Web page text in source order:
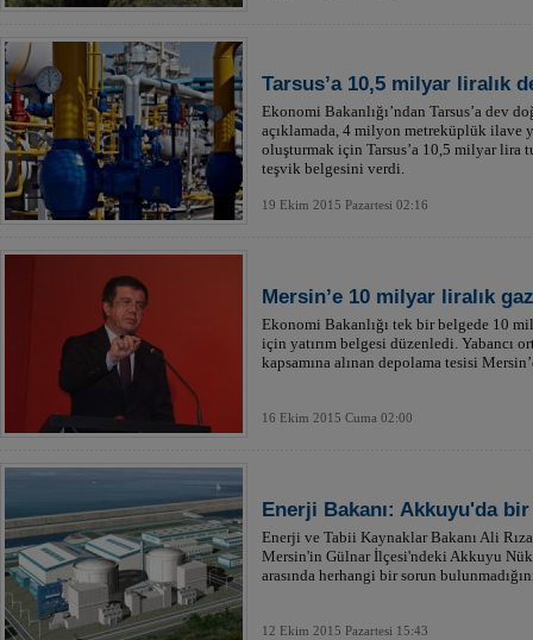
Tarsus’a 10,5 milyar liralık
Ekonomi Bakanlığı’ndan Tarsus’a dev
açıklamada, 4 milyon metreküplük ilave
oluşturmak için Tarsus’a 10,5 milyar lira
teşvik belgesini verdi.
19 Ekim 2015 Pazartesi 02:16
Mersin’e 10 milyar liralık
Ekonomi Bakanlığı tek bir belgede 10
için yatırım belgesi düzenledi. Yabancı
kapsamına alınan depolama tesisi
16 Ekim 2015 Cuma 02:00
Enerji Bakanı: Akkuyu'da
Enerji ve Tabii Kaynaklar Bakanı Ali
Mersin'in Gülnar İlçesi'ndeki Akkuyu
arasında herhangi bir sorun
12 Ekim 2015 Pazartesi 15:43